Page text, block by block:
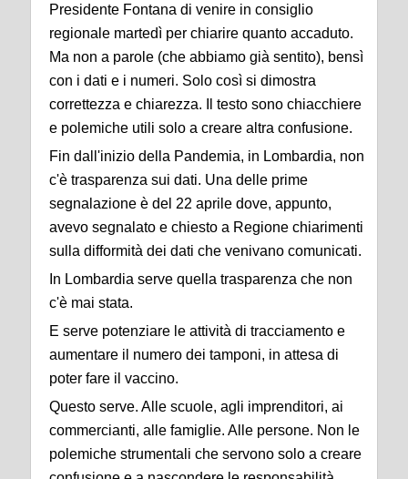
Presidente Fontana di venire in consiglio
regionale martedì per chiarire quanto accaduto.
Ma non a parole (che abbiamo già sentito), bensì
con i dati e i numeri. Solo così si dimostra
correttezza e chiarezza. Il testo sono chiacchiere
e polemiche utili solo a creare altra confusione.
Fin dall'inizio della Pandemia, in Lombardia, non
c'è trasparenza sui dati. Una delle prime
segnalazione è del 22 aprile dove, appunto,
avevo segnalato e chiesto a Regione chiarimenti
sulla difformità dei dati che venivano comunicati.
In Lombardia serve quella trasparenza che non
c'è mai stata.
E serve potenziare le attività di tracciamento e
aumentare il numero dei tamponi, in attesa di
poter fare il vaccino.
Questo serve. Alle scuole, agli imprenditori, ai
commercianti, alle famiglie. Alle persone. Non le
polemiche strumentali che servono solo a creare